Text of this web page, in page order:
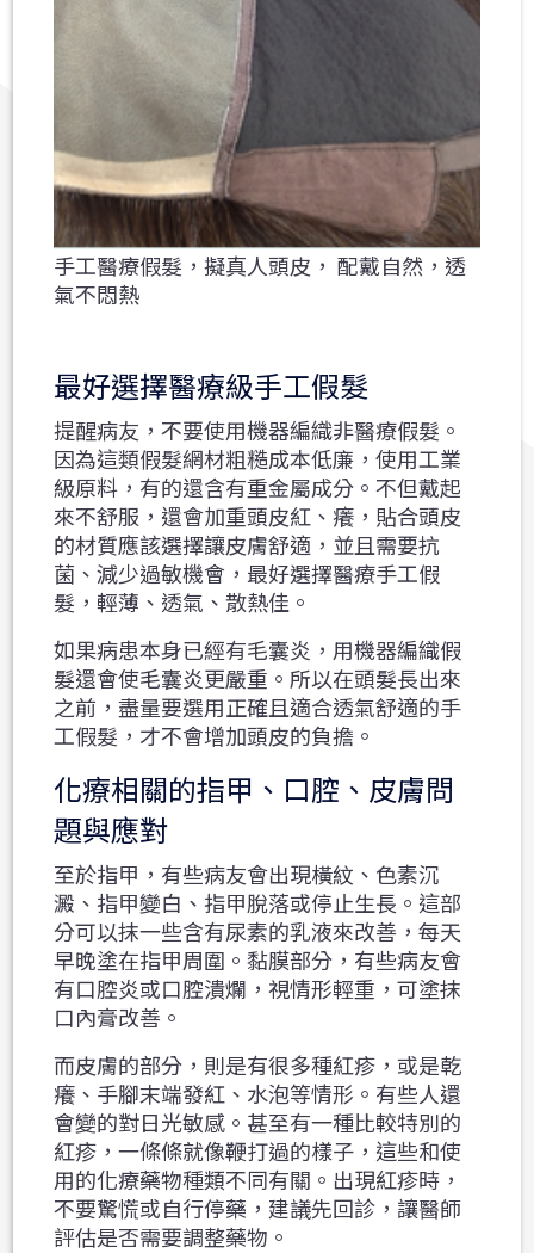
手工醫療假髮，擬真人頭皮， 配戴自然，透
氣不悶熱
最好選擇醫療級手工假髮
提醒病友，不要使用機器編織非醫療假髮。
因為這類假髮網材粗糙成本低廉，使用工業
級原料，有的還含有重金屬成分。不但戴起
來不舒服，還會加重頭皮紅、癢，貼合頭皮
的材質應該選擇讓皮膚舒適，並且需要抗
菌、減少過敏機會， 最好選擇醫療手工假
髮，輕薄、透氣、散熱佳。
如果病患本身已經有毛囊炎，用機器編織假
髮還會使毛囊炎更嚴重。所以在頭髮長出來
之前，盡量要選用正確且適合透氣舒適的手
工假髮，才不會增加頭皮的負擔。
化療相關的指甲、口腔、皮膚問
題與應對
至於指甲，有些病友會出現橫紋、色素沉
澱、指甲變白、指甲脫落或停止生長。這部
分可以抹一些含有尿素的乳液來改善，每天
早晚塗在指甲周圍。黏膜部分，有些病友會
有口腔炎或口腔潰爛，視情形輕重，可塗抹
口內膏改善。
而皮膚的部分，則是有很多種紅疹，或是乾
癢、手腳末端發紅、水泡等情形。有些人還
會變的對日光敏感。甚至有一種比較特別的
紅疹，一條條就像鞭打過的樣子，這些和使
用的化療藥物種類不同有關。出現紅疹時，
不要驚慌或自行停藥，建議先回診，讓醫師
評估是否需要調整藥物。